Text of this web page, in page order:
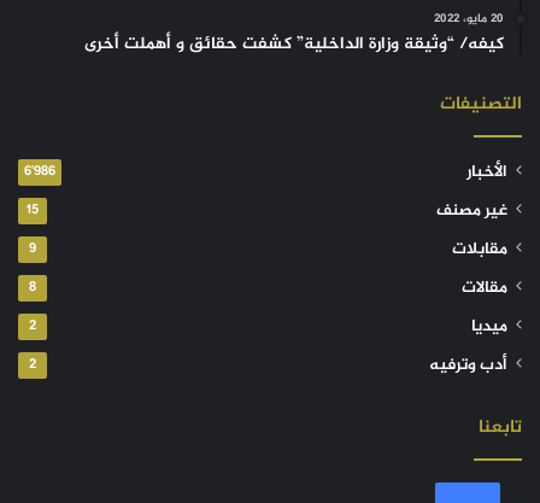
20 مايو، 2022
كيفه/ “وثيقة وزارة الداخلية” كشفت حقائق و أهملت أخرى
التصنيفات
الأخبار 6٬986
غير مصنف 15
مقابلات 9
مقالات 8
ميديا 2
أدب وترفيه 2
تابعنا